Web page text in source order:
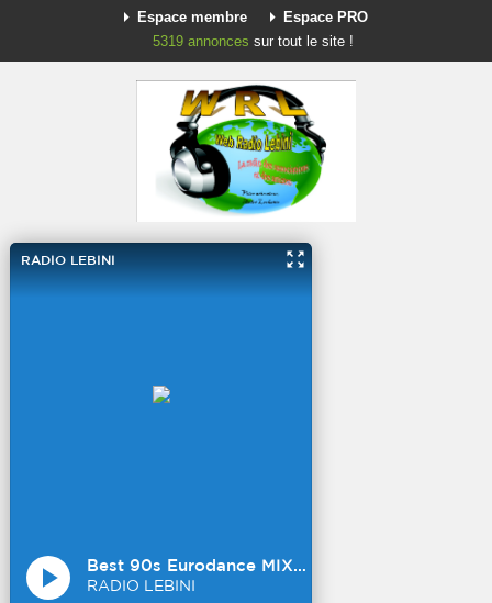
Espace membre
Espace PRO
5319 annonces sur tout le site !